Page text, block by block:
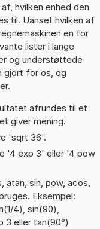
hvilken enhed den
til. Uanset hvilken af
en for
lister i lange
og understøttede
gjort for os, og
afrundes til et
giver mening.
'sqrt 36'.
'4 exp 3' eller '4 pow
sin, pow, acos,
Eksempel:
4), sin(90),
3 eller tan(90°)